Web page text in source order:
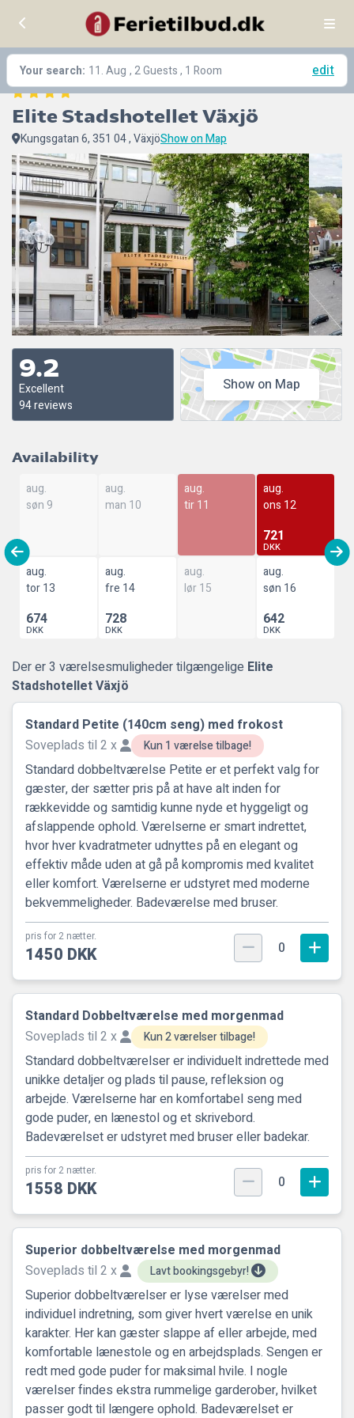
Your search: 11. Aug , 2 Guests , 1 Room edit
Elite Stadshotellet Växjö
Kungsgatan 6, 351 04 , VäxjöShow on Map
9.2
Excellent
94 reviews
Show on Map
Availability
aug.
søn 9
aug.
man 10
aug.
tir 11
aug.
ons 12
721
DKK
aug.
tor 13
674
DKK
aug.
fre 14
728
DKK
aug.
lør 15
aug.
søn 16
642
DKK
Der er 3 værelsesmuligheder tilgængelige Elite
Stadshotellet Växjö
Standard Petite (140cm seng) med frokost
Soveplads til 2 x
Kun 1 værelse tilbage!
Standard dobbeltværelse Petite er et perfekt valg for
gæster, der sætter pris på at have alt inden for
rækkevidde og samtidig kunne nyde et hyggeligt og
afslappende ophold. Værelserne er smart indrettet,
hvor hver kvadratmeter udnyttes på en elegant og
effektiv måde uden at gå på kompromis med kvalitet
eller komfort. Værelserne er udstyret med moderne
bekvemmeligheder. Badeværelse med bruser.
pris for 2 nætter.
1450 DKK 0
Standard Dobbeltværelse med morgenmad
Soveplads til 2 x
Kun 2 værelser tilbage!
Standard dobbeltværelser er individuelt indrettede med
unikke detaljer og plads til pause, refleksion og
arbejde. Værelserne har en komfortabel seng med
gode puder, en lænestol og et skrivebord.
Badeværelset er udstyret med bruser eller badekar.
pris for 2 nætter.
1558 DKK 0
Superior dobbeltværelse med morgenmad
Soveplads til 2 x
Lavt bookingsgebyr!
Superior dobbeltværelser er lyse værelser med
individuel indretning, som giver hvert værelse en unik
karakter. Her kan gæster slappe af eller arbejde, med
komfortable lænestole og en arbejdsplads. Sengen er
redt med gode puder for maksimal hvile. I nogle
værelser findes ekstra rummelige garderober, hvilket
passer godt til længere ophold. Badeværelset er